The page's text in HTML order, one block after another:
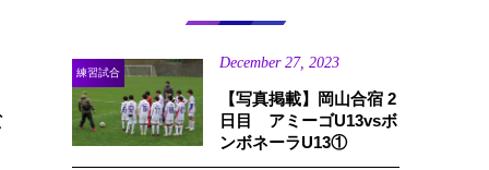
練習試合
December 27, 2023
【写真掲載】岡山合宿 2
日目 アミーゴU13vsボ
ンボネーラU13①